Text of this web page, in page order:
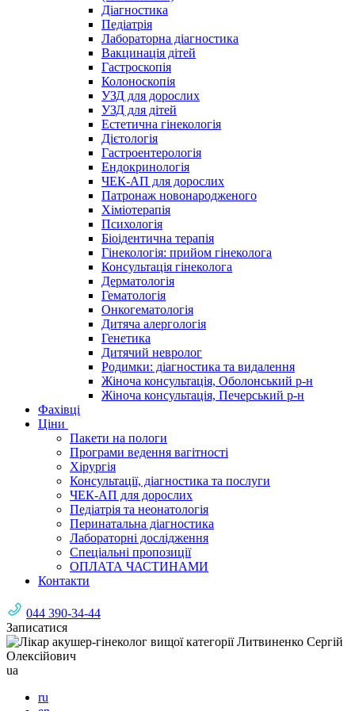
Діагностика
Педіатрія
Лабораторна діагностика
Вакцинація дітей
Гастроскопія
Колоноскопія
УЗД для дорослих
УЗД для дітей
Естетична гінекологія
Дієтологія
Гастроентерологія
Ендокринологія
ЧЕК-АП для дорослих
Патронаж новонародженого
Хіміотерапія
Психологія
Біоідентична терапія
Гінекологія: прийом гінеколога
Консультація гінеколога
Дерматологія
Гематологія
Онкогематологія
Дитяча алергологія
Генетика
Дитячий невролог
Родимки: діагностика та видалення
Жіноча консультація, Оболонський р-н
Жіноча консультація, Печерський р-н
Фахівці
Ціни
Пакети на пологи
Програми ведення вагітності
Хірургія
Консультації, діагностика та послуги
ЧЕК-АП для дорослих
Педіатрія та неонатологія
Перинатальна діагностика
Лабораторні дослідження
Спеціальні пропозиції
ОПЛАТА ЧАСТИНАМИ
Контакти
044 390-34-44
Записатися
ua
ru